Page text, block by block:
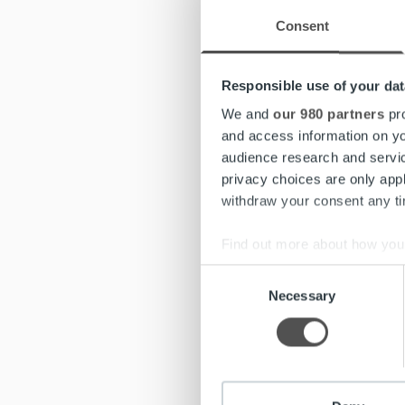
Consent
Responsible use of your
We and our 980 partners
and access information on
audience research and
privacy choices are only
withdraw your consent any
Find out more about how
We use cookies to
other information that
Necessary
–
Oomi
Oomin
Mikko
Tiina